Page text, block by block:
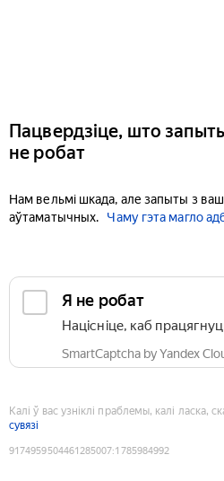
Пацвердзіце, што
не робат
Нам вельмі шкада, але запыты з
аўтаматычных.
Чаму гэта магло
Я не робат
Націсніце, каб
SmartCaptcha by Yandex
Калі ў вас узніклі праблемы, калі ласка,
сувязі
9174959504461285007:1785984992